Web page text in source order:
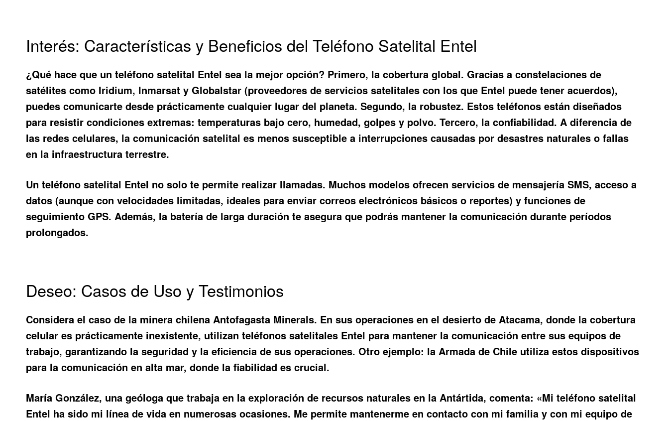
Interés: Características y Beneficios del Teléfono Satelital Entel
¿Qué hace que unteléfono satelital Entel sea la mejor opción? Primero, la cobertura global. Gracias a constelaciones de
satélites como Iridium, Inmarsat y Globalstar (proveedores de servicios satelitales con los que Entel puede tener acuerdos),
puedes comunicarte desde prácticamente cualquier lugar del planeta. Segundo, la robustez. Estos teléfonos están diseñados
para resistir condiciones extremas: temperaturas bajo cero, humedad, golpes y polvo. Tercero, la confiabilidad. A diferencia de
las redes celulares, la comunicación satelital es menos susceptible a interrupciones causadas por desastres naturales o fallas
en la infraestructura terrestre.
Unteléfono satelital Entel no solo te permite realizar llamadas. Muchos modelos ofrecen servicios de mensajería SMS, acceso a
datos (aunque con velocidades limitadas, ideales para enviar correos electrónicos básicos o reportes) y funciones de
seguimiento GPS. Además, la batería de larga duración te asegura que podrás mantener la comunicación durante períodos
prolongados.
Deseo: Casos de Uso y Testimonios
Considera el caso de la minera chilena Antofagasta Minerals. En sus operaciones en el desierto de Atacama, donde la cobertura
celular es prácticamente inexistente, utilizanteléfonos satelitales Entel para mantener la comunicación entre sus equipos de
trabajo, garantizando la seguridad y la eficiencia de sus operaciones. Otro ejemplo: la Armada de Chile utiliza estos dispositivos
para la comunicación en alta mar, donde la fiabilidad es crucial.
María González, una geóloga que trabaja en la exploración de recursos naturales en la Antártida, comenta: «Miteléfono satelital
Entel ha sido mi línea de vida en numerosas ocasiones. Me permite mantenerme en contacto con mi familia y con mi equipo de